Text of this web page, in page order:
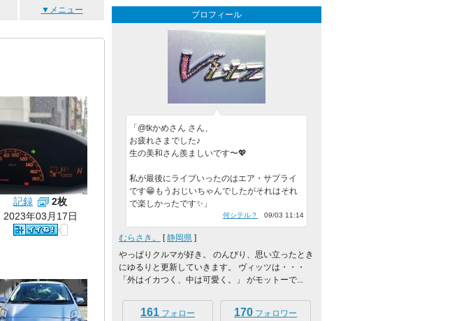
▼メニュー
記録
2枚
2023年03月17日
プロフィール
「@tkかめさん さん、
お疲れさまでした♪
生の美和さん羨ましいです〜💖
私が最後にライブいったのはエア・サプライ
です😁もうおじいちゃんでしたがそれはそれ
で楽しかったです✨」
何シテル？ 09/03 11:14
むらさき。 [静岡県 ]
やっぱりクルマが好き。 のんびり、思い立ったとき
にゆるりと更新していきます。 ヴィッツは・・・
「外はイカつく、中は可愛く。」 がモットーで...
161 フォロー 170 フォロワー